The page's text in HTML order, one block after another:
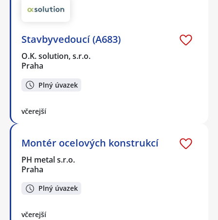
Stavbyvedoucí (A683)
O.K. solution, s.r.o.
Praha
Plný úvazek
včerejší
Montér ocelových konstrukcí
PH metal s.r.o.
Praha
Plný úvazek
včerejší